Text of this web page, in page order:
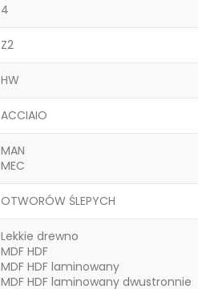
4
Z2
HW
ACCIAIO
MAN
MEC
OTWORÓW ŚLEPYCH
Lekkie drewno
MDF HDF
MDF HDF laminowany
MDF HDF laminowany dwustronnie